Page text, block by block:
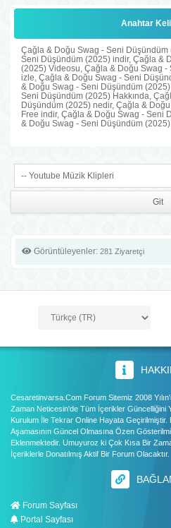
Anahtar
Çağla & Doğu Swag - Seni
Seni Düşündüm (2025) indir, Çağla &
(2025) Videosu, Çağla & Doğu Swag
izle, Çağla & Doğu Swag - Seni
& Doğu Swag - Seni Düşündüm
Seni Düşündüm (2025) Hakkında,
Düşündüm (2025) nedir, Çağla &
Free indir, Çağla & Doğu Swag - Seni
& Doğu Swag - Seni Düşündüm
Görüntüleyenler: 281 Ziyaretçi
Cesaretinvarsa.Com Forum Sitemiz 2008
Zaman Neticesin'de Tüm İçerikler Güncelliğini
Kurulum İle Tekrar Online Hayata
Aşamasının Güncel Olmasına Özen
Eklenmektedir. Umuyuroz ki Çok Kısa Bir
İçeriklerle Donatılmış Aktif Bir Forum Olacaktır.
Forum Sayfası
Portal Sayfası